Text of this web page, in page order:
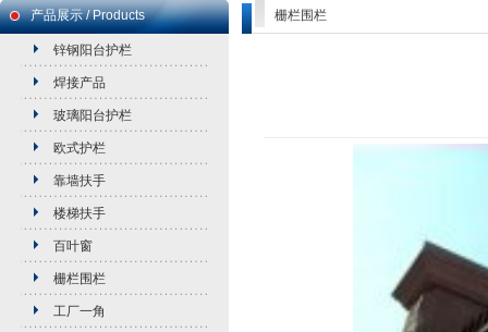
产品展示 / Products
锌钢阳台护栏
焊接产品
玻璃阳台护栏
欧式护栏
靠墙扶手
楼梯扶手
百叶窗
栅栏围栏
工厂一角
栅栏围栏